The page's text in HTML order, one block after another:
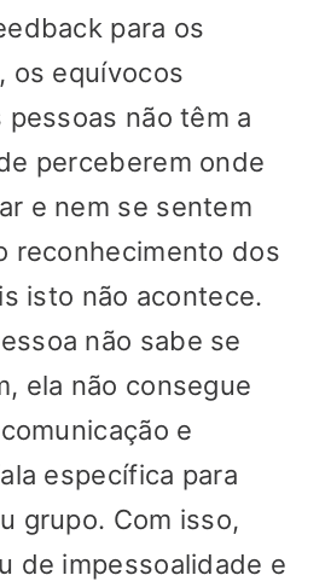
para os
os equívocos
não têm a
perceberem onde
e nem se sentem
reconhecimento dos
isto não acontece.
não sabe se
ela não consegue
e
específica para
grupo. Com isso,
de impessoalidade e